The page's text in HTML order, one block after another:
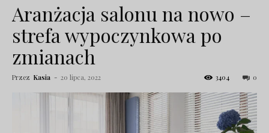
Aranżacja salonu na nowo –
strefa wypoczynkowa po
zmianach
Przez Kasia - 20 lipca, 2022 0
3404